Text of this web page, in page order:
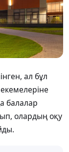
ал бұл
балалар
олардың оқу